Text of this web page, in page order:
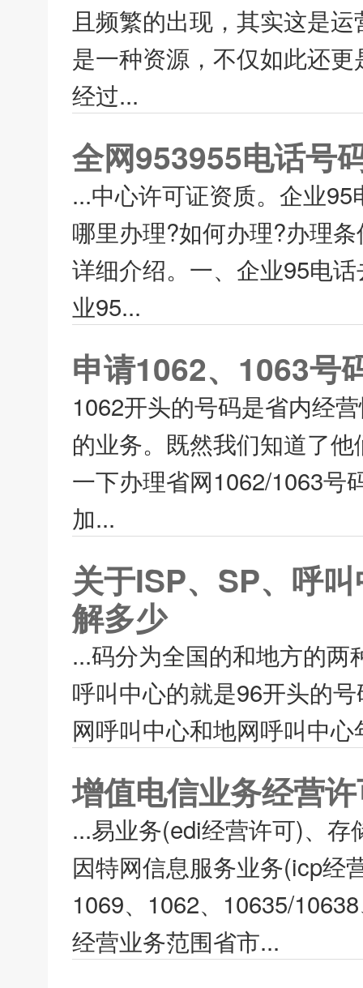
且频繁的出现，其实这是
是一种资源，不仅如此还
经过...
全网953955电话号
...中心许可证资质。企业
哪里办理?如何办理?办理
详细介绍。一、企业95电
业95...
申请1062、1063号
1062开头的号码是省内经
的业务。既然我们知道了
一下办理省网1062/1063
加...
关于ISP、SP、呼
解多少
...码分为全国的和地方的
呼叫中心的就是96开头的
网呼叫中心和地网呼叫中
增值电信业务经营
...易业务(edi经营许可)、
因特网信息服务业务(icp经
1069、1062、10635/
经营业务范围省市...